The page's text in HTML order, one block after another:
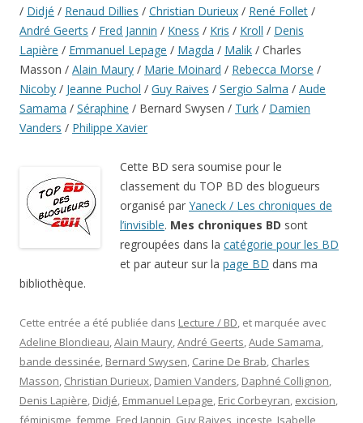
/ Didjé / Renaud Dillies / Christian Durieux / René Follet /
André Geerts / Fred Jannin / Kness / Kris / Kroll / Denis
Lapière / Emmanuel Lepage / Magda / Malik / Charles
Masson / Alain Maury / Marie Moinard / Rebecca Morse /
Nicoby / Jeanne Puchol / Guy Raives / Sergio Salma / Aude
Samama / Séraphine / Bernard Swysen / Turk / Damien
Vanders / Philippe Xavier
Cette BD sera soumise pour le
classement du TOP BD des blogueurs
organisé par Yaneck / Les chroniques de
l’invisible. Mes chroniques BD sont
regroupées dans la catégorie pour les BD
et par auteur sur la page BD dans ma
bibliothèque.
Cette entrée a été publiée dans Lecture / BD, et marquée avec
Adeline Blondieau,Alain Maury,André Geerts,Aude Samama,
bande dessinée, Bernard Swysen, Carine De Brab, Charles
Masson, Christian Durieux, Damien Vanders, Daphné Collignon,
Denis Lapière, Didjé, Emmanuel Lepage, Eric Corbeyran, excision,
féminisme femme Fred Jannin Guy Raives inceste Isabelle